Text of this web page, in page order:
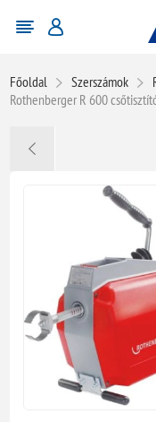
Főoldal Szerszámok
Rothenberger R 600